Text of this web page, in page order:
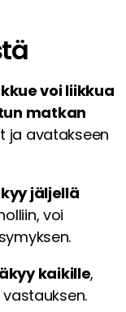
voi liikkua
matkan
ja avatakseen
jäljellä
voi
kaikille,